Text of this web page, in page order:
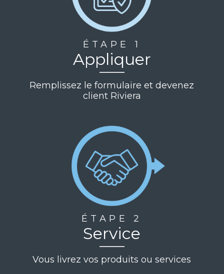
ÉTAPE 1
Appliquer
Remplissez le formulaire et devenez
client Riviera
ÉTAPE 2
Service
Vous livrez vos produits ou services